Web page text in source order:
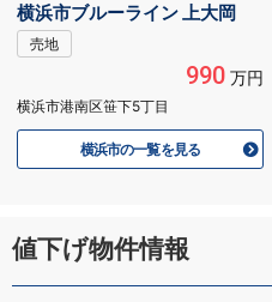
横浜市ブルーライン 上大岡
売地
990万円
横浜市港南区笹下5丁目
横浜市の一覧を見る
値下げ物件情報